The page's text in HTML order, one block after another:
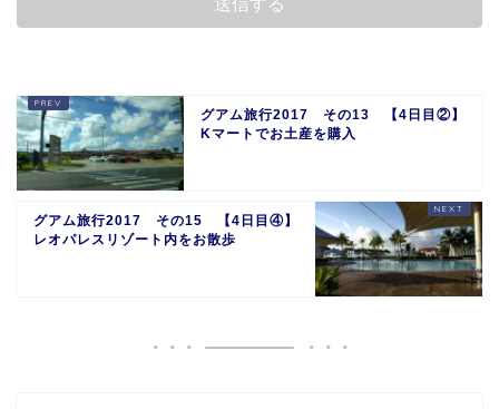
グアム旅行2017 その13 【4日目②】
Kマートでお土産を購入
グアム旅行2017 その15 【4日目④】
レオパレスリゾート内をお散歩